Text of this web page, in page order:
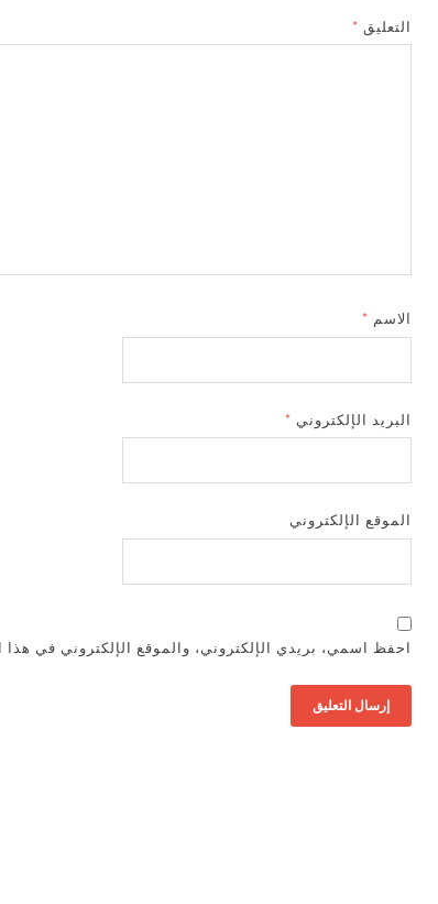
التعليق *
الاسم *
البريد الإلكتروني *
الموقع الإلكتروني
احفظ اسمي، بريدي الإلكتروني، والموقع الإلكتروني في